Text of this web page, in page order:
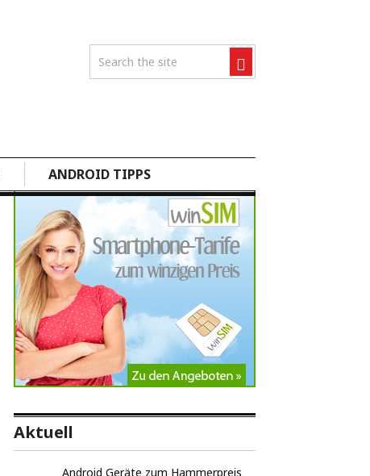
ANDROID TIPPS
Aktuell
Android Geräte zum Hammerpreis